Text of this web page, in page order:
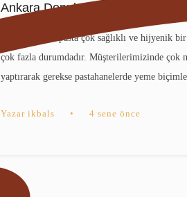
Ankara Donuk Pasta
Ankara donuk pasta çok sağlıklı ve hijyenik
çok fazla durumdadır. Müşterilerimizinde çok
yaptırarak gerekse pastahanelerde yeme
Yazar ikbals • 4 sene önce